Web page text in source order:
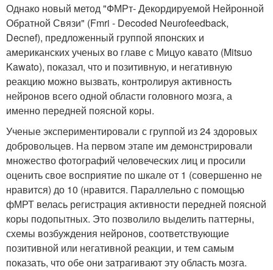
Однако новый метод "ФМРт- Декордируемой Нейронной
Обратной Связи" (Fmri - Decoded Neurofeedback,
Decnef), предложенный группой японских и
американских ученых во главе с Мицуо кавато (Mitsuo
Kawato), показал, что и позитивную, и негативную
реакцию можно вызвать, контролируя активность
нейронов всего одной области головного мозга, а
именно передней поясной коры.
Ученые экспериментировали с группой из 24 здоровых
добровольцев. На первом этапе им демонстрировали
множество фотографий человеческих лиц и просили
оценить свое восприятие по шкале от 1 (совершенно не
нравится) до 10 (нравится. Параллельно с помощью
фМРТ велась регистрация активности передней поясной
коры подопытных. Это позволило выделить паттерны,
схемы возбуждения нейронов, соответствующие
позитивной или негативной реакции, и тем самым
показать, что обе они затрагивают эту область мозга.